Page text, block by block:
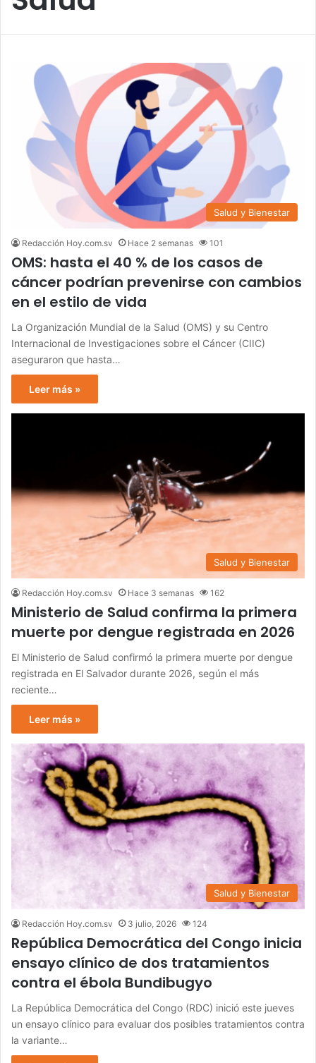
Salud y Bienestar
Redacción Hoy.com.sv Hace 2 semanas 101
OMS: hasta el 40 % de los casos de
cáncer podrían prevenirse con cambios
en el estilo de vida
La Organización Mundial de la Salud (OMS) y su Centro
Internacional de Investigaciones sobre el Cáncer (CIIC)
aseguraron que hasta…
Leer más »
Salud y Bienestar
Redacción Hoy.com.sv Hace 3 semanas 162
Ministerio de Salud confirma la primera
muerte por dengue registrada en 2026
El Ministerio de Salud confirmó la primera muerte por dengue
registrada en El Salvador durante 2026, según el más
reciente…
Leer más »
Salud y Bienestar
Redacción Hoy.com.sv 3 julio, 2026 124
República Democrática del Congo inicia
ensayo clínico de dos tratamientos
contra el ébola Bundibugyo
La República Democrática del Congo (RDC) inició este jueves
un ensayo clínico para evaluar dos posibles tratamientos contra
la variante…